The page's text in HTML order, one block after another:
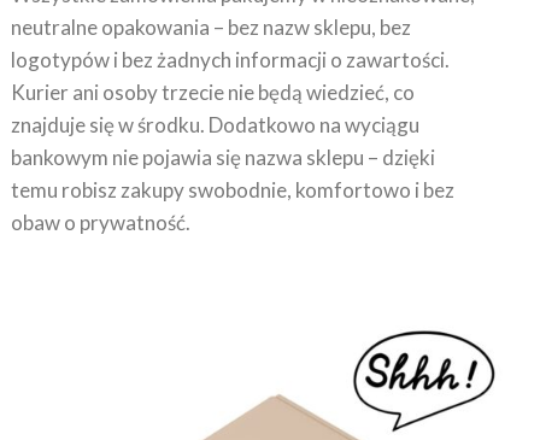
neutralne opakowania – bez nazw sklepu, bez
logotypów i bez żadnych informacji o zawartości.
Kurier ani osoby trzecie nie będą wiedzieć, co
znajduje się w środku. Dodatkowo na wyciągu
bankowym nie pojawia się nazwa sklepu – dzięki
temu robisz zakupy swobodnie, komfortowo i bez
obaw o prywatność.